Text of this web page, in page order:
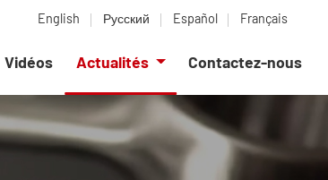
English Русский Español Français
Vidéos Actualités Contactez-nous